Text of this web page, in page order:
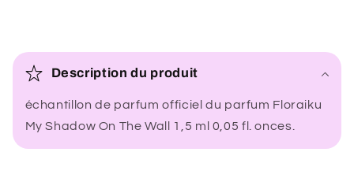
o
n
Description du produit
échantillon de parfum officiel du parfum Floraiku
My Shadow On The Wall 1,5 ml 0,05 fl. onces.